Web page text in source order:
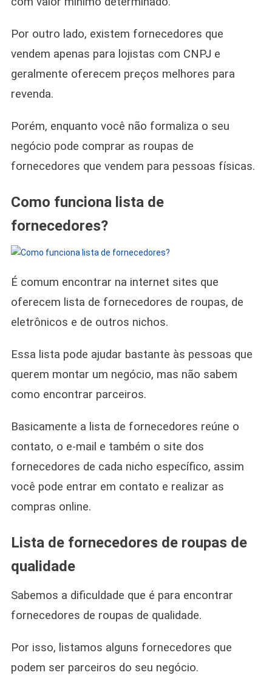
Por outro lado, existem fornecedores que
vendem apenas para lojistas com CNPJ e
geralmente oferecem preços melhores para
revenda.
Porém, enquanto você não formaliza o seu
negócio pode comprar as roupas de
fornecedores que vendem para pessoas físicas.
Como funciona lista de
fornecedores?
É comum encontrar na internet sites que
oferecem lista de fornecedores de roupas, de
eletrônicos e de outros nichos.
Essa lista pode ajudar bastante às pessoas que
querem montar um negócio, mas não sabem
como encontrar parceiros.
Basicamente a lista de fornecedores reúne o
contato, o e-mail e também o site dos
fornecedores de cada nicho específico, assim
você pode entrar em contato e realizar as
compras online.
Lista de fornecedores de roupas de
qualidade
Sabemos a dificuldade que é para encontrar
fornecedores de roupas de qualidade.
Por isso, listamos alguns fornecedores que
podem ser parceiros do seu negócio.